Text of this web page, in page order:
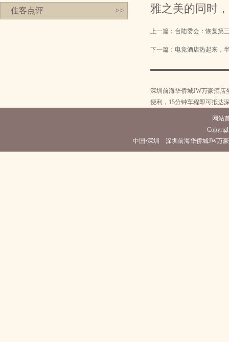
住客点评 >>
雅之美的同时
上一篇： 台陆委会：恢复第
下一篇： 电竞酒店热起来，
深圳前海华侨城JW万豪酒
便利，15分钟车程即可抵达
网站
中国•深圳 深圳前海华侨城JW万豪